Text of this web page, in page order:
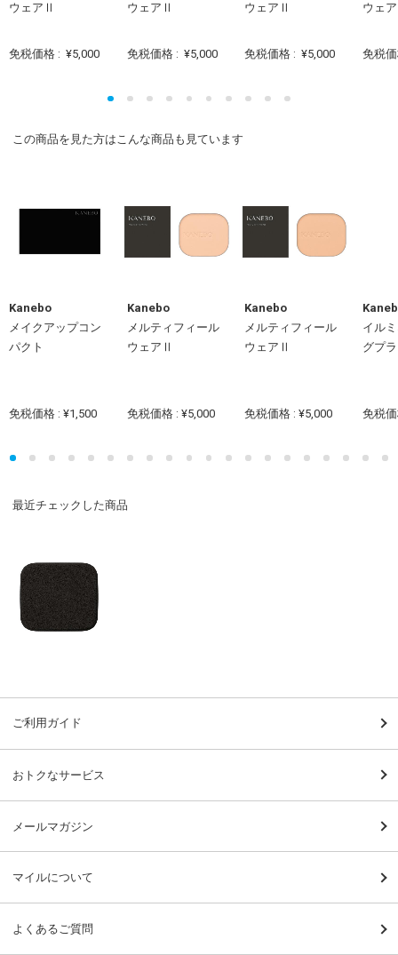
ウェアⅡ
免税価格 : ¥5,000
ウェアⅡ
免税価格 : ¥5,000
ウェアⅡ
免税価格 : ¥5,000
ウェ
免税
この商品を見た方はこんな商品も見ています
Kanebo
メイクアップコン
パクト
免税価格 : ¥1,500
Kanebo
メルティフィール
ウェアⅡ
免税価格 : ¥5,000
Kanebo
メルティフィール
ウェアⅡ
免税価格 : ¥5,000
イル
グプ
免税
最近チェックした商品
ご利用ガイド
おトクなサービス
メールマガジン
マイルについて
よくあるご質問